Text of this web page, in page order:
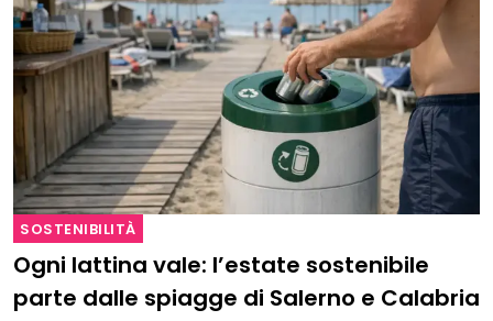
SOSTENIBILITÀ
Ogni lattina vale: l’estate sostenibile
parte dalle spiagge di Salerno e Calabria